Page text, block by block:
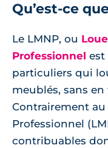
Qu’est-ce
Le LMNP, ou
Professionnel est
particuliers qui
meublés, sans
Contrairement
Professionnel
contribuables